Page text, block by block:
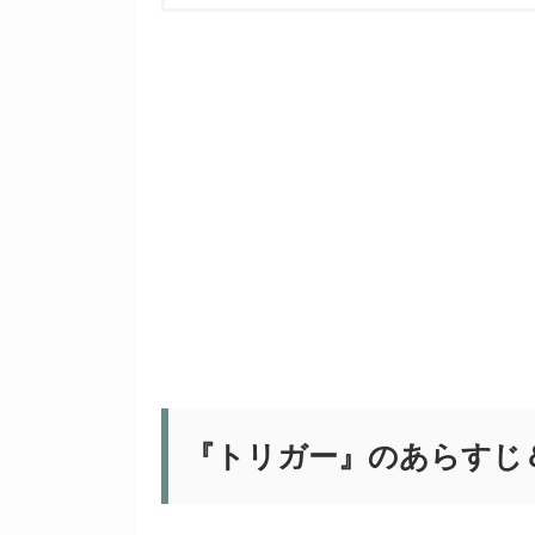
『トリガー』のあらすじ